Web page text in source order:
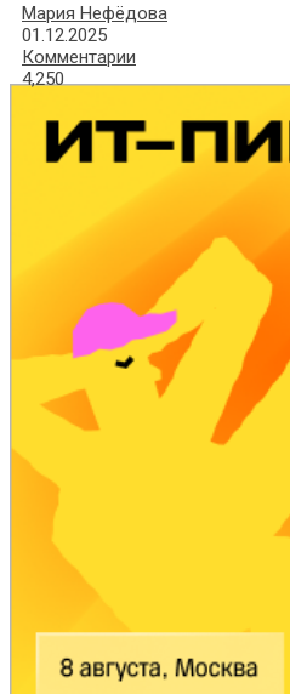
Мария Нефёдова
01.12.2025
Комментарии
4,250